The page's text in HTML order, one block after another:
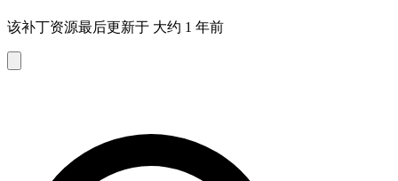
该补丁资源最后更新于 大约 1 年前